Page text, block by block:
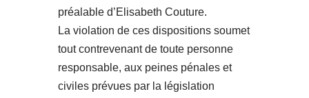
préalable d’Elisabeth Couture.
La violation de ces dispositions soumet
tout contrevenant de toute personne
responsable, aux peines pénales et
civiles prévues par la législation